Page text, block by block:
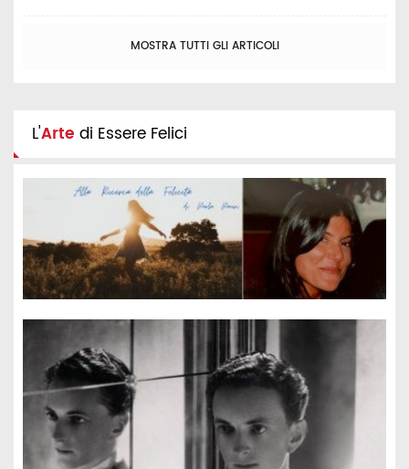
MOSTRA TUTTI GLI ARTICOLI
L'Arte di Essere Felici